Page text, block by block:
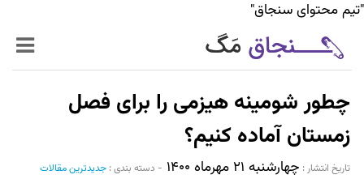
"تیم محتوای سنجاق"
زنده‌تر
حرفه‌ای‌تر
سیر تا پیاز خدمات
چطور شومینه هیزمی را برای فصل
زمستان آماده کنیم؟
تاریخ انتشار :‌ چهارشنبه ۲۱ مهرماه ۱۴۰۰ - دسته بندی : جدیدترین مقالات